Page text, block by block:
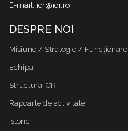
E-mail: icr@icr.ro
DESPRE NOI
Misiune / Strategie / Funcţionare
Echipa
Structura ICR
Rapoarte de activitate
Istoric